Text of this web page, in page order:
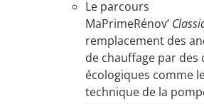
Le parcours
MaPrimeRénov’
remplacement des
de chauffage par des
écologiques comme
technique de la